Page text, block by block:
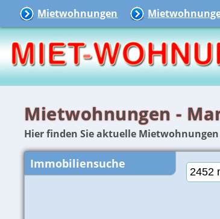
Mietwohnungen
Mietwohnungen -
Hier finden Sie aktuelle
Immobiliensuche